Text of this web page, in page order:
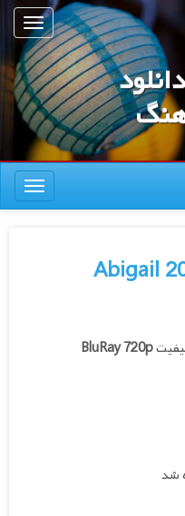
ناوبری
ناوبری
BluRay 720p
شد